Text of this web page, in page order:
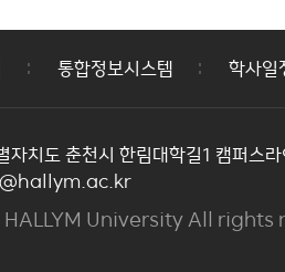
통합정보시스템 학사일
치도 춘천시 한림대학길1 캠퍼스
University All rights